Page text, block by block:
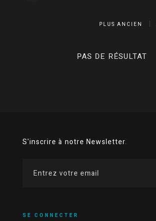
PLUS ANCIEN
PAS DE RÉSULTAT
S'inscrire à notre Newsletter.
SE CONNECTER